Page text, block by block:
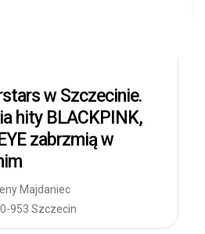
w Szczecinie.
hity BLACKPINK,
zabrzmią w
Majdaniec
953 Szczecin